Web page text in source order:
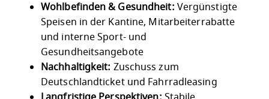
Wohlbefinden & Gesundheit: Vergünstigte
Speisen in der Kantine, Mitarbeiterrabatte
und interne Sport- und
Gesundheitsangebote
Nachhaltigkeit: Zuschuss zum
Deutschlandticket und Fahrradleasing